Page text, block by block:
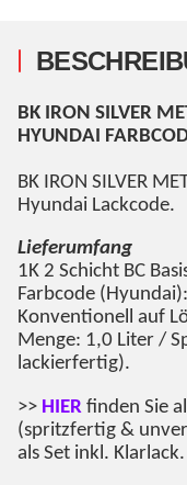
BK IRON SILVER
HYUNDAI
BK IRON SILVER
Hyundai Lackcode.
Lieferumfang
1K 2 Schicht BC
Farbcode (Hyundai):
Konventionell auf
Menge: 1,0 Liter /
lackierfertig).
>> HIER finden Sie
(spritzfertig &
als Set inkl. Klarlack.